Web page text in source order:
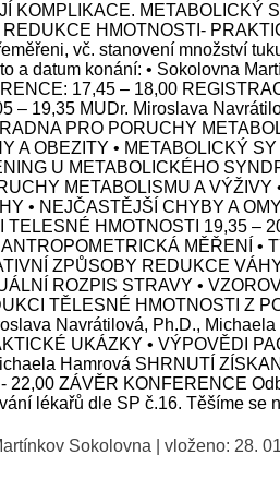
KOMPLIKACE. METABOLICKÝ
HMOTNOSTI-
vč. stanovení množství
a datum konání: • Sokolovna
17,45 – 18,00
– 19,35 MUDr. Miroslava
PRO PORUCHY
A OBEZITY • METABOLICKÝ
U METABOLICKÉHO
METABOLISMU A VÝŽIVY
• NEJČASTĚJŠÍ CHYBY A
HMOTNOSTI 19,35 –
MĚŘENÍ •
ZPŮSOBY REDUKCE
ROZPIS STRAVY •
TĚLESNÉ HMOTNOSTI Z
Navrátilová, Ph.D.,
UKÁZKY • VÝPOVĚDI
Hamrová SHRNUTÍ
22,00 ZÁVĚR KONFERENCE
lékařů dle SP č.16. Těšíme se
Sokolovna | vloženo: 28.